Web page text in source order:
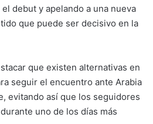
debut y apelando a una nueva
que puede ser decisivo en la
que existen alternativas en
seguir el encuentro ante Arabia
evitando así que los seguidores
uno de los días más